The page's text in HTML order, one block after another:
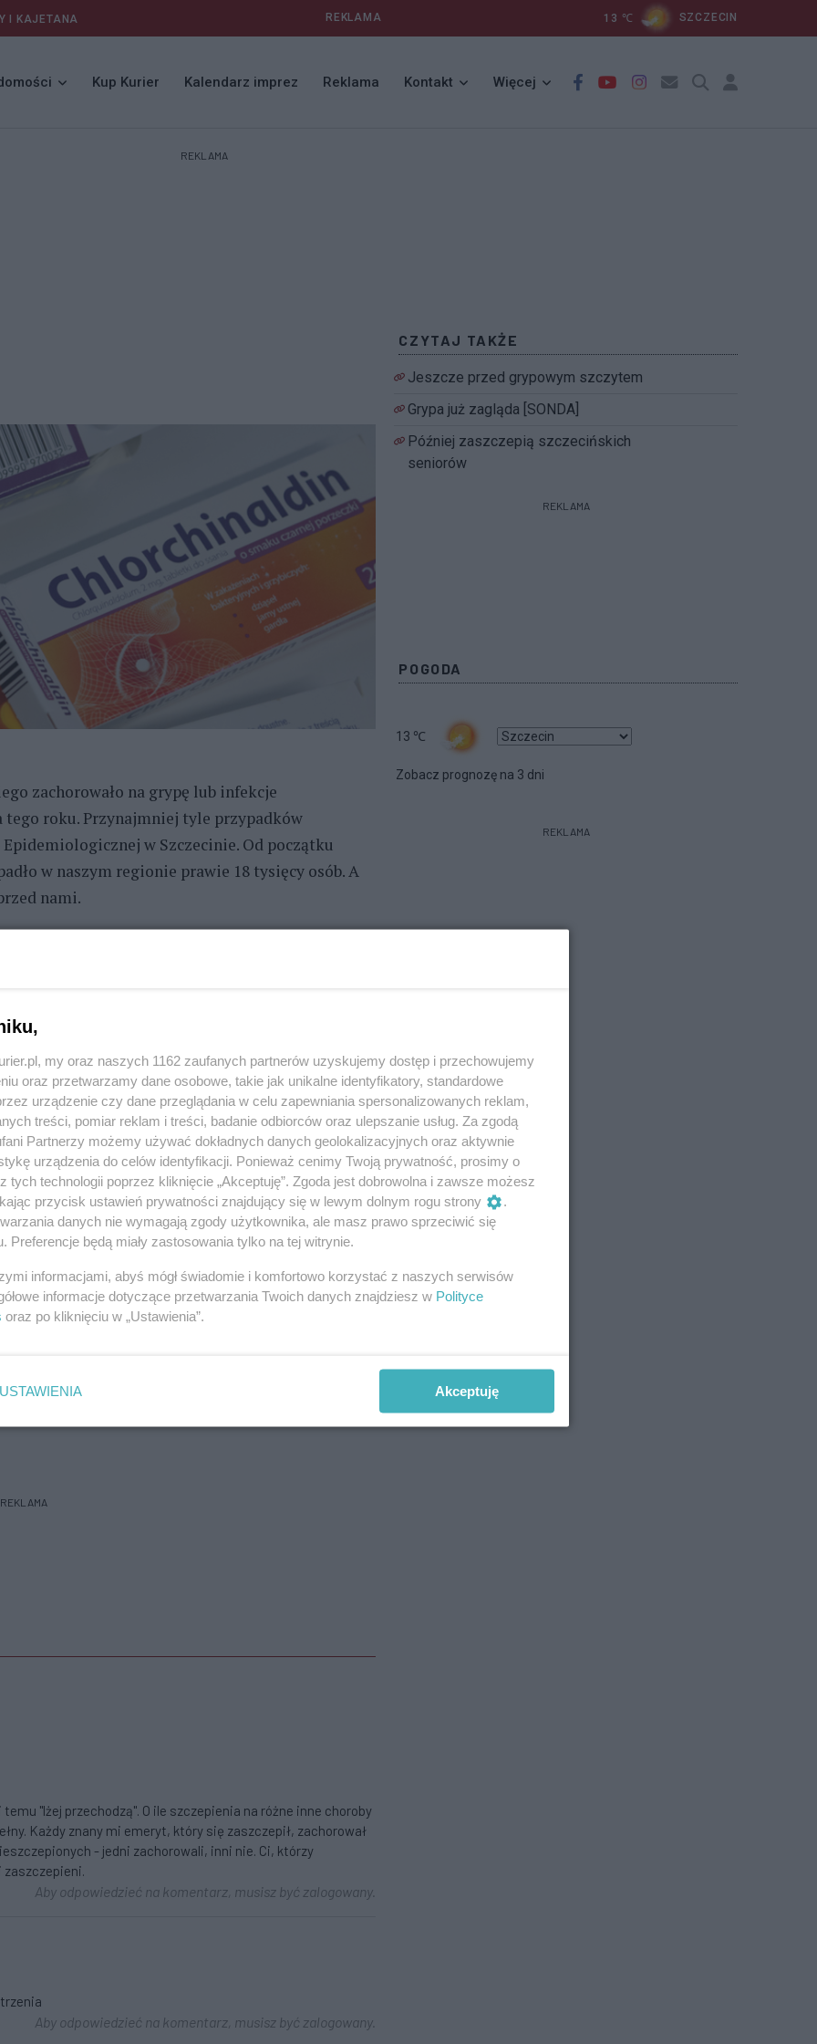
I KAJETANA REKLAMA 13 ℃ SZCZECIN
Kup Kurier Kalendarz imprez Reklama Kontakt Więcej
REKLAMA
zachorowało na grypę lub infekcje
roku. Przynajmniej tyle przypadków
w Szczecinie. Od początku
w naszym regionie prawie 18 tysięcy osób. A
nami.
i trwa do końca kwietnia.
od stycznia do marca - informuje Małgorzata
w Szczecinie.
grypowym?
2018 r. zarejestrowaliśmy 105 100 osób z grypą i
Kapłan. - W tym okresie potwierdzono grypę
wyniku zakażenia grypą zmarło 7 osób. Sezon
sprawozdaniach rejestrowaliśmy nawet po
grypy są szczepienia. O nich warto
jeśli się należy do grupy osób z dużym
osób. Do tej grupy należą przede wszystkim
REKLAMA
"lżej przechodzą". O ile szczepienia na różne inne choroby
Każdy znany mi emeryt, który się zaszczepił, zachorował
- jedni zachorowali, inni nie. Ci, którzy
zaszczepieni.
Aby odpowiedzieć na komentarz, musisz być zalogowany.
Aby odpowiedzieć na komentarz, musisz być zalogowany.
CZYTAJ TAKŻE
Jeszcze przed grypowym szczytem
Grypa już zagląda [SONDA]
Później zaszczepią szczecińskich
seniorów
REKLAMA
POGODA
13 ℃
Zobacz prognozę na 3 dni
REKLAMA
my oraz naszych 1162 zaufanych partnerów uzyskujemy dostęp i przechowujemy
oraz przetwarzamy dane osobowe, takie jak unikalne identyfikatory, standardowe
urządzenie czy dane przeglądania w celu zapewniania spersonalizowanych reklam,
treści, pomiar reklam i treści, badanie odbiorców oraz ulepszanie usług. Za zgodą
Partnerzy możemy używać dokładnych danych geolokalizacyjnych oraz aktywnie
urządzenia do celów identyfikacji. Ponieważ cenimy Twoją prywatność, prosimy o
tych technologii poprzez kliknięcie „Akceptuję”. Zgoda jest dobrowolna i zawsze możesz
przycisk ustawień prywatności znajdujący się w lewym dolnym rogu strony
.
danych nie wymagają zgody użytkownika, ale masz prawo sprzeciwić się
Preferencje będą miały zastosowania tylko na tej witrynie.
informacjami, abyś mógł świadomie i komfortowo korzystać z naszych serwisów
informacje dotyczące przetwarzania Twoich danych znajdziesz w Polityce
oraz po kliknięciu w „Ustawienia”.
USTAWIENIA Akceptuję